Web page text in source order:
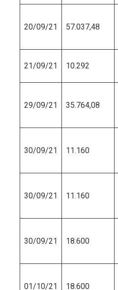
20/09/21 57.037,48
21/09/21 10.292
29/09/21 35.764,08
30/09/21 11.160
30/09/21 11.160
30/09/21 18.600
01/10/21 18.600